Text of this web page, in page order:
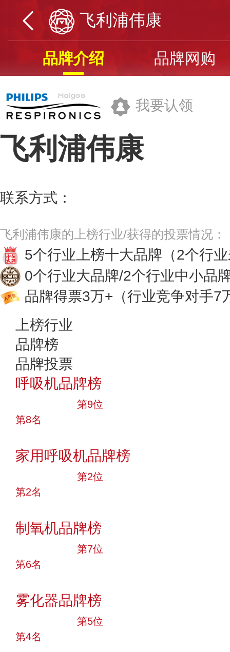
飞利浦伟康
品牌介绍 品牌网购
我要认领
飞利浦伟康
联系方式：
飞利浦伟康的上榜行业/获得的投票情况：
5个行业上榜十大品牌 （2个行
0个行业大品牌/2个行业中小品
品牌得票3万+ （行业竞争对手7
上榜行业
品牌榜
品牌投票
呼吸机品牌榜
第9位
第8名
家用呼吸机品牌榜
第2位
第2名
制氧机品牌榜
第7位
第6名
雾化器品牌榜
第5位
第4名